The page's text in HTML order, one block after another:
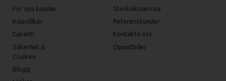
För nya kunder
Köpvillkor
Garanti
Säkerhet &
Cookies
Blogg
Storköksservice
Referenskunder
Kontakta oss
Öppettider